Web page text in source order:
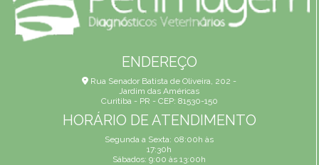
ENDEREÇO
Rua Senador Batista de Oliveira, 202 -
Jardim das Américas
Curitiba - PR - CEP: 81530-150
HORÁRIO DE ATENDIMENTO
Segunda a Sexta: 08:00h às
17:30h
Sábados: 9:00 às 13:00h